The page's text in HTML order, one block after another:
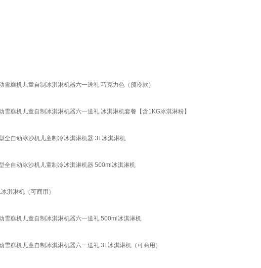
糕机儿童自制冰淇淋机器六一送礼 巧克力色（预冷款）
糕机儿童自制冰淇淋机器六一送礼 冰淇淋机套餐【含1KG冰淇淋粉】
全自动冰沙机儿童制冷冰淇淋机器 3L冰淇淋机
全自动冰沙机儿童制冷冰淇淋机器 500ml冰淇淋机
淇淋机（可商用）
雪糕机儿童自制冰淇淋机器六一送礼 500ml冰淇淋机
糕机儿童自制冰淇淋机器六一送礼 3L冰淇淋机（可商用）